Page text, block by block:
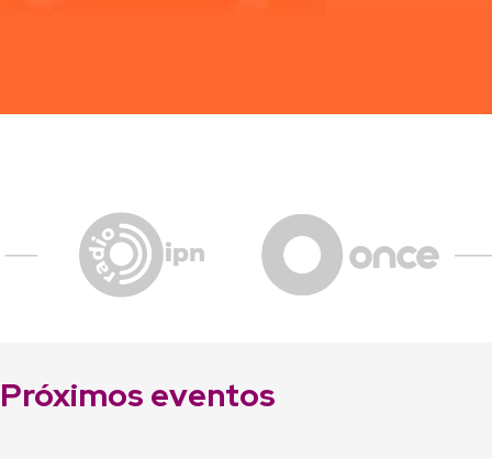
Próximos eventos